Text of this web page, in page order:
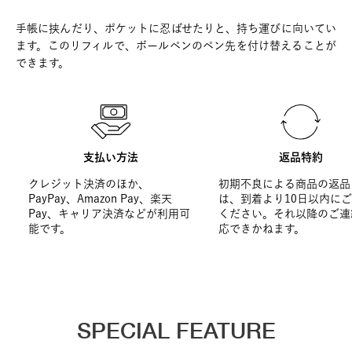
手帳に挟んだり、ポケットに忍ばせたりと、持ち運びに向いてい
ます。このリフィルで、ボールペンのペン先を付け替えることが
できます。
支払い方法
クレジット決済のほか、
PayPay、Amazon Pay、楽天
Pay、キャリア決済などが利用可
能です。
返品特約
初期不良による商品の返
は、到着より10日以内に
ください。それ以降のご
応できかねます。
SPECIAL FEATURE